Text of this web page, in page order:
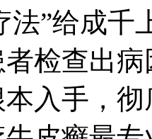
法”给成千
检查出
入手，